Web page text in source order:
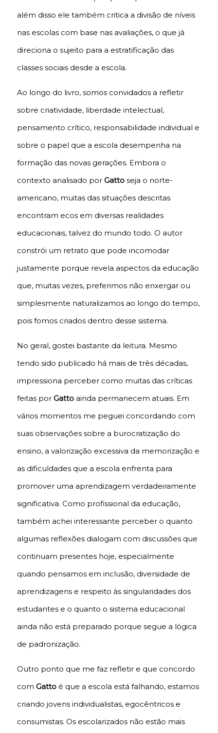
além disso ele também critica a divisão de níveis
nas escolas com base nas avaliações, o que já
direciona o sujeito para a estratificação das
classes sociais desde a escola.
Ao longo do livro, somos convidados a refletir
sobre criatividade, liberdade intelectual,
pensamento crítico, responsabilidade individual e
sobre o papel que a escola desempenha na
formação das novas gerações. Embora o
contexto analisado por Gatto seja o norte-
americano, muitas das situações descritas
encontram ecos em diversas realidades
educacionais, talvez do mundo todo. O autor
constrói um retrato que pode incomodar
justamente porque revela aspectos da educação
que, muitas vezes, preferimos não enxergar ou
simplesmente naturalizamos ao longo do tempo,
pois fomos criados dentro desse sistema.
No geral, gostei bastante da leitura. Mesmo
tendo sido publicado há mais de três décadas,
impressiona perceber como muitas das críticas
feitas por Gatto ainda permanecem atuais. Em
vários momentos me peguei concordando com
suas observações sobre a burocratização do
ensino, a valorização excessiva da memorização e
as dificuldades que a escola enfrenta para
promover uma aprendizagem verdadeiramente
significativa. Como profissional da educação,
também achei interessante perceber o quanto
algumas reflexões dialogam com discussões que
continuam presentes hoje, especialmente
quando pensamos em inclusão, diversidade de
aprendizagens e respeito às singularidades dos
estudantes e o quanto o sistema educacional
ainda não está preparado porque segue a lógica
de padronização.
Outro ponto que me faz refletir e que concordo
com Gatto é que a escola está falhando, estamos
criando jovens individualistas, egocêntricos e
consumistas. Os escolarizados não estão mais